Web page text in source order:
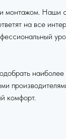
монтажом. Наши
на все
комфорт.